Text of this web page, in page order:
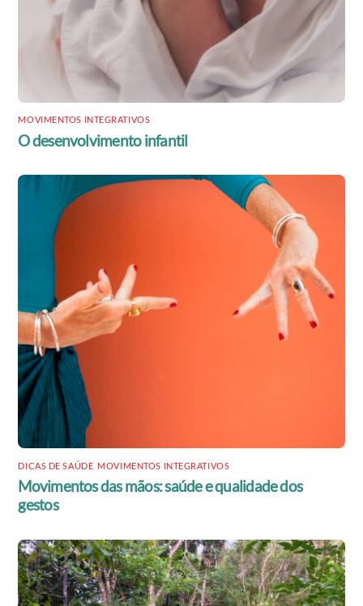
MOVIMENTOS INTEGRATIVOS
O desenvolvimento infantil
DICAS DE SAÚDE MOVIMENTOS INTEGRATIVOS
Movimentos das mãos: saúde e qualidade dos
gestos